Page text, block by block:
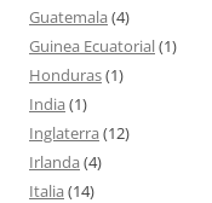
Guatemala (4)
Guinea Ecuatorial(1)
Honduras(1)
India (1)
Inglaterra (12)
Irlanda (4)
Italia (14)